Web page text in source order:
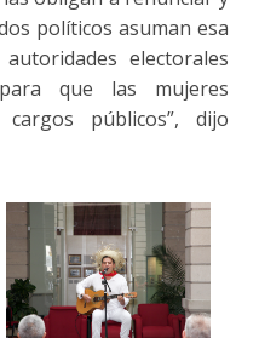
políticos asuman esa
electorales
que las mujeres
públicos”, dijo